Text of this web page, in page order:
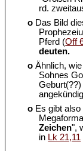
rd.
o Das Bild
Pferd (Off
deuten.
o Ähnlich,
Sohnes
o Es gibt
Zeichen",
in Lk 21,11